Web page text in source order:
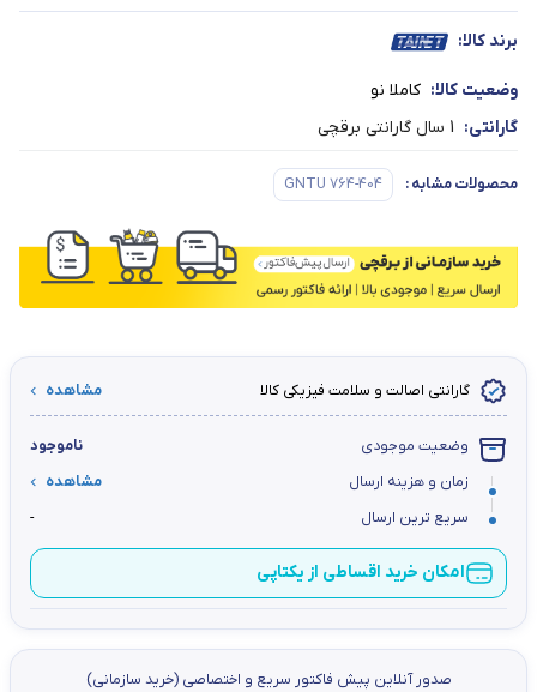
برند کالا:
وضعیت کالا: کاملا نو
گارانتی: 1 سال گارانتی برقچی
محصولات مشابه:
GNTU 764-404
گارانتی اصالت و سلامت فیزیکی کالا مشاهده
وضعیت موجودی
ناموجود
زمان و هزینه ارسال
مشاهده
سریع ترین ارسال
-
امکان خرید اقساطی از یکتاپی
صدور آنلاین پيش فاكتور سریع و اختصاصي (خرید سازمانی)